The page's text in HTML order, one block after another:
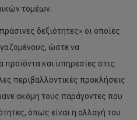
τομέων.
δεξιότητες» οι οποίες
ώστε να
και υπηρεσίες στις
περιβαλλοντικές προκλήσεις
ακόμη τους παράγοντες που
όπως είναι η αλλαγή του